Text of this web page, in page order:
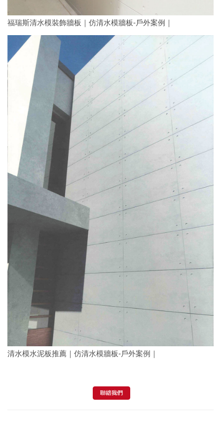
福瑞斯清水模裝飾牆板｜仿清水模牆板-戶外案例｜
清水模水泥板推薦｜仿清水模牆板-戶外案例｜